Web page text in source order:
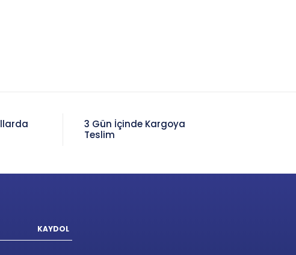
3 Gün İçinde Kargoya
Teslim
KAYDOL